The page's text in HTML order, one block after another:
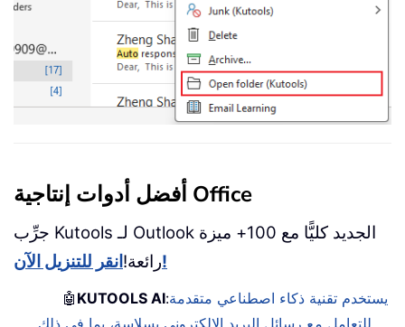
أفضل أدوات إنتاجية Office
جرِّب Kutools لـ Outlook الجديد كليًّا مع 100+ ميزة
رائعة!انقر للتنزيل الآن!
🤖 KUTOOLS AI:يستخدم تقنية ذكاء اصطناعي متقدمة